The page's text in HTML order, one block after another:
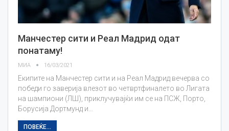
Манчестер сити и Реал Мадрид одат
понатаму!
МИА 16/03/2021
Екипите на Манчестер сити и на Реал Мадрид вечерва со
победи го заверија влезот во четвртфиналето во Лигата
на шампиони (ЛШ), приклучувајќи им се на ПСЖ, Порто,
Борусија Дортмунд и…
ПОВЕЌЕ...